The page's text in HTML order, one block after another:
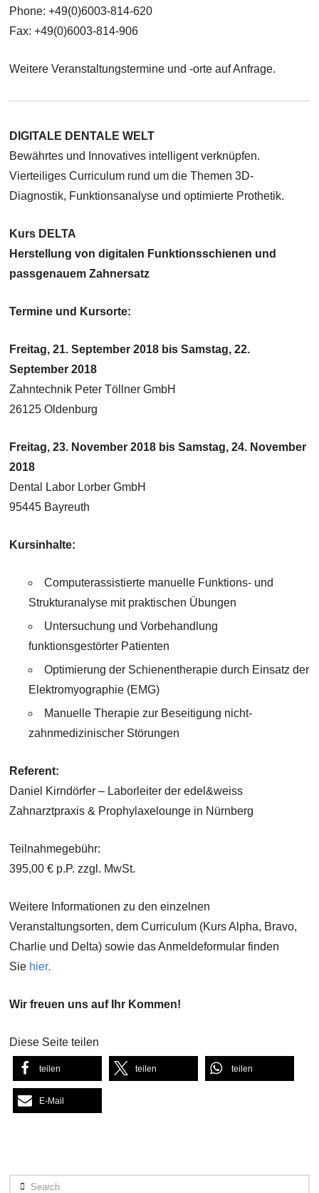
Phone: +49(0)6003-814-620
Fax: +49(0)6003-814-906
Weitere Veranstaltungstermine und -orte auf Anfrage.
DIGITALE DENTALE WELT
Bewährtes und Innovatives intelligent verknüpfen.
Vierteiliges Curriculum rund um die Themen 3D-
Diagnostik, Funktionsanalyse und optimierte Prothetik.
Kurs DELTA
Herstellung von digitalen Funktionsschienen und
passgenauem Zahnersatz
Termine und Kursorte:
Freitag, 21. September 2018 bis Samstag, 22.
September 2018
Zahntechnik Peter Töllner GmbH
26125 Oldenburg
Freitag, 23. November 2018 bis Samstag, 24. November
2018
Dental Labor Lorber GmbH
95445 Bayreuth
Kursinhalte:
Computerassistierte manuelle Funktions- und
Strukturanalyse mit praktischen Übungen
Untersuchung und Vorbehandlung
funktionsgestörter Patienten
Optimierung der Schienentherapie durch Einsatz der
Elektromyographie (EMG)
Manuelle Therapie zur Beseitigung nicht-
zahnmedizinischer Störungen
Referent:
Daniel Kirndörfer – Laborleiter der edel&weiss
Zahnarztpraxis & Prophylaxelounge in Nürnberg
Teilnahmegebühr:
395,00 € p.P. zzgl. MwSt.
Weitere Informationen zu den einzelnen
Veranstaltungsorten, dem Curriculum (Kurs Alpha, Bravo,
Charlie und Delta) sowie das Anmeldeformular finden
Sie hier.
Wir freuen uns auf Ihr Kommen!
Diese Seite teilen
teilen teilen teilen
E-Mail
Search